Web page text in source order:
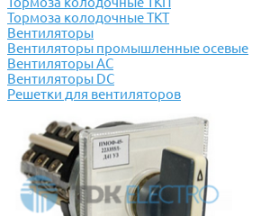
Тормоза колодочные ТКТ
Вентиляторы
Вентиляторы промышленные осевые
Вентиляторы АС
Вентиляторы DC
Решетки для вентиляторов